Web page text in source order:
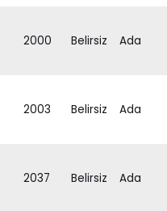
2000 Belirsiz Ada
2003 Belirsiz Ada
2037 Belirsiz Ada